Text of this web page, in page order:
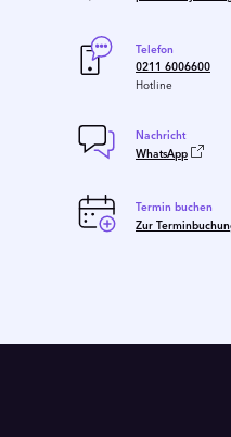
Telefon
0211 6006600
Hotline
Nachricht
WhatsApp
Termin buchen
Zur